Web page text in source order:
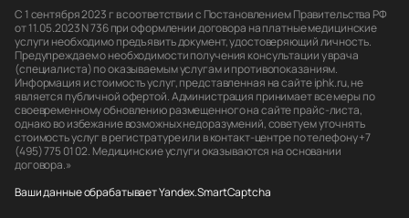
С 1 сентября 2023 г в соответствии с Постановлением Правительства РФ
от 11.05.2023 N 736 при оформлении договора на платные медицинские
услуги необходимо предъявить документ, удостоверяющий личность.
Предупреждаем о необходимости получения консультации у врача
(специалиста) по оказываемым услугам и противопоказаниям.
Информация и стоимость услуг, представленная на сайте iphk.ru, не
является публичной офертой. Администрация принимает все меры по
своевременному обновлению размещенного на сайте прайс-листа,
однако во избежание возможных недоразумений, советуем уточнять
стоимость услуг в регистратуре или в контакт-центре по телефону +7
(495) 775 01 02. Медицинские услуги оказываются на основании
договора.»
Ваши данные обрабатывает Yandex.SmartCaptcha